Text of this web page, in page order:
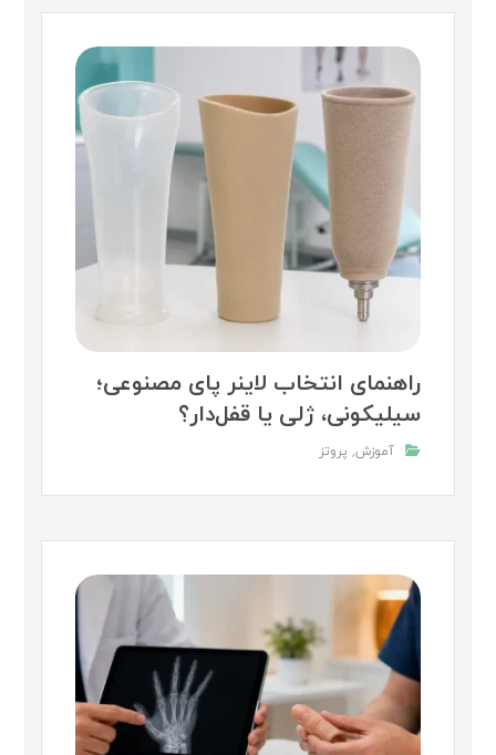
راهنمای انتخاب لاینر پای مصنوعی؛
سیلیکونی، ژلی یا قفل‌دار؟
آموزش, پروتز